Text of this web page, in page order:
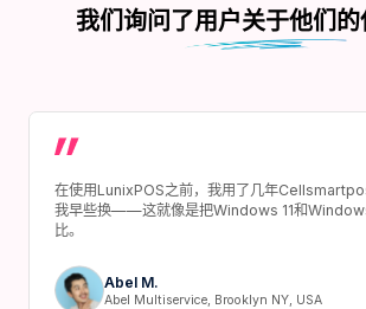
我们询问了用户关于他们
在使用LunixPOS之前，我用了几年
我早些换——这就像是把Windows 11和
比。
Abel M.
Abel Multiservice, Brooklyn NY, USA